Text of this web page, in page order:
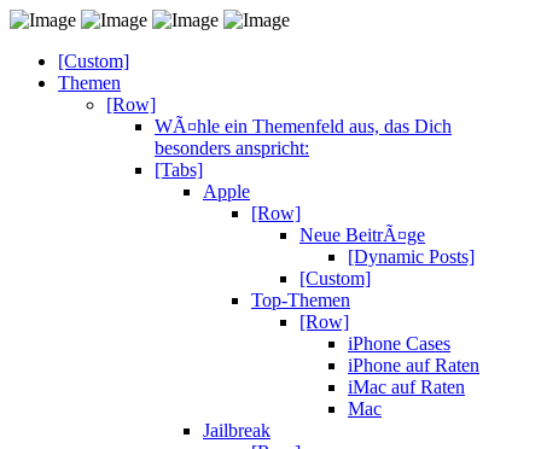
[Custom]
Themen
[Row]
WÃ¤hle ein Themenfeld aus, das Dich
besonders anspricht:
[Tabs]
Apple
[Row]
Neue BeitrÃ¤ge
[Dynamic Posts]
[Custom]
Top-Themen
[Row]
iPhone Cases
iPhone auf Raten
iMac auf Raten
Mac
Jailbreak